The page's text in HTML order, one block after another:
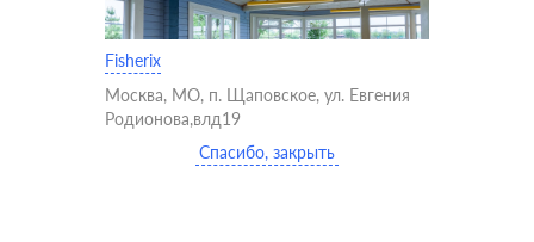
Fisherix
Москва, МО, п. Щаповское, ул. Евгения
Родионова,влд19
Спасибо, закрыть